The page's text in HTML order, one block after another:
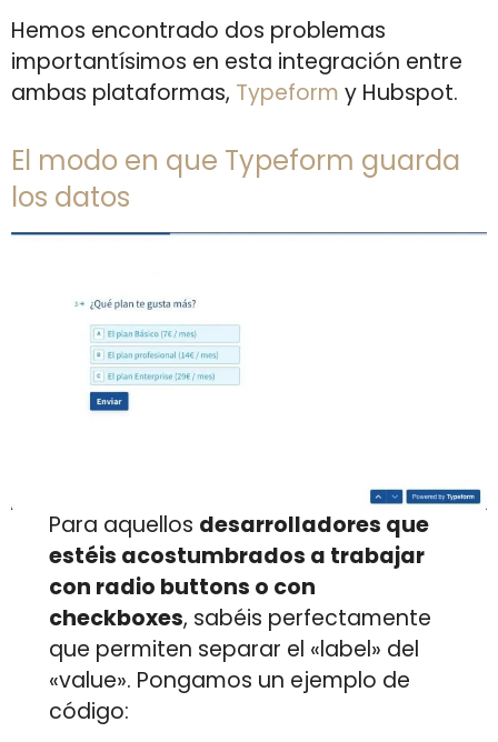
Hemos encontrado dos problemas
importantísimos en esta integración entre
ambas plataformas, Typeform y Hubspot.
El modo en que Typeform guarda
los datos
Para aquellos desarrolladores que
estéis acostumbrados a trabajar
con radio buttons o con
checkboxes, sabéis perfectamente
que permiten separar el «label» del
«value». Pongamos un ejemplo de
código: